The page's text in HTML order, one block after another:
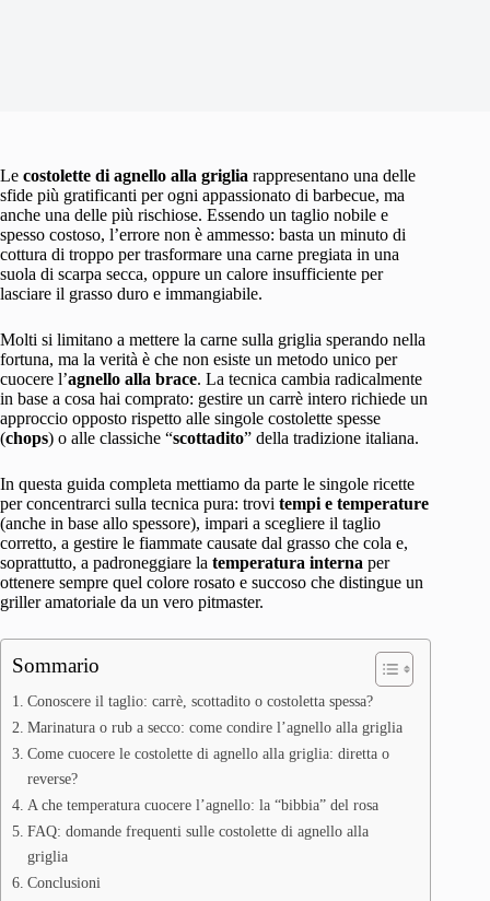
Le costolette di agnello alla griglia rappresentano una delle
sfide più gratificanti per ogni appassionato di barbecue, ma
anche una delle più rischiose. Essendo un taglio nobile e
spesso costoso, l’errore non è ammesso: basta un minuto di
cottura di troppo per trasformare una carne pregiata in una
suola di scarpa secca, oppure un calore insufficiente per
lasciare il grasso duro e immangiabile.
Molti si limitano a mettere la carne sulla griglia sperando nella
fortuna, ma la verità è che non esiste un metodo unico per
cuocere l’agnello alla brace. La tecnica cambia radicalmente
in base a cosa hai comprato: gestire un carrè intero richiede un
approccio opposto rispetto alle singole costolette spesse
(chops) o alle classiche “scottadito” della tradizione italiana.
In questa guida completa mettiamo da parte le singole ricette
per concentrarci sulla tecnica pura: trovi tempi e temperature
(anche in base allo spessore), impari a scegliere il taglio
corretto, a gestire le fiammate causate dal grasso che cola e,
soprattutto, a padroneggiare la temperatura interna per
ottenere sempre quel colore rosato e succoso che distingue un
griller amatoriale da un vero pitmaster.
Sommario
Conoscere il taglio: carrè, scottadito o costoletta spessa?
Marinatura o rub a secco: come condire l’agnello alla griglia
Come cuocere le costolette di agnello alla griglia: diretta o
reverse?
A che temperatura cuocere l’agnello: la “bibbia” del rosa
FAQ: domande frequenti sulle costolette di agnello alla
griglia
Conclusioni